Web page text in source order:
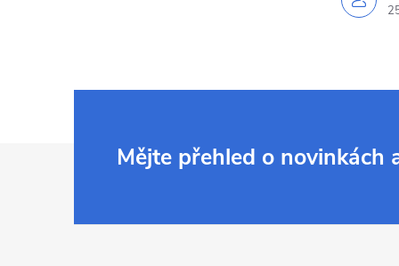
Mějte přehled o novinkách